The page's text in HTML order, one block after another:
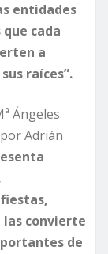
entidades
cada
a
raíces”.
Ángeles
Adrián
las convierte
de